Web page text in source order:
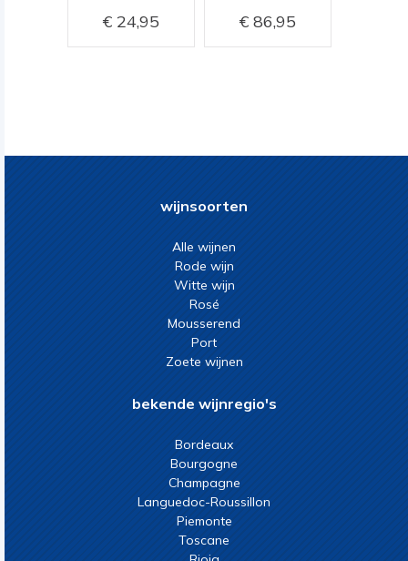
24,95 86,95
wijnsoorten
Alle wijnen
Rode wijn
Witte wijn
Rosé
Mousserend
Port
Zoete wijnen
bekende wijnregio's
Bordeaux
Bourgogne
Champagne
Languedoc-Roussillon
Piemonte
Toscane